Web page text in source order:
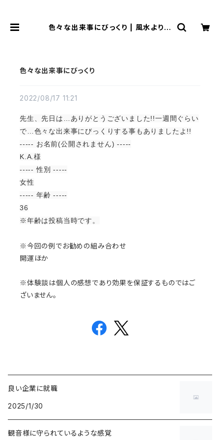
色々な出来事にびっくり | 風水より金
色々な出来事にびっくり
2022/08/17 11:21
先生、先日は…ありがとうございました!!一週間ぐらい
で…色々な出来事にびっくりする事もありましたよ!!
----- お名前(公開されません) -----
K.A.様
----- 性別 -----
女性
----- 年齢 -----
36
※年齢は投稿当時です。
※今回の例でお勧めの組み合わせ
開運ほか
※体験談は個人の感想であり効果を保証するものではご
ざいません。
良い企業に就職
2025/1/30
観音様に守られているような感覚